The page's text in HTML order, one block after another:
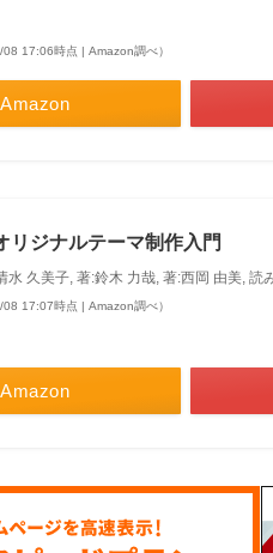
08 17:06時点 | Amazon調べ）
Amazon
ジナルテーマ制作入門
水 久美子, 著:鈴木 力哉, 著:西岡 由美, 読
08 17:07時点 | Amazon調べ）
Amazon